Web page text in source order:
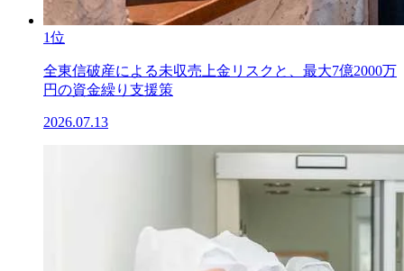
1位
全東信破産による未収売上金リスクと、最大7億2000万
円の資金繰り支援策
2026.07.13